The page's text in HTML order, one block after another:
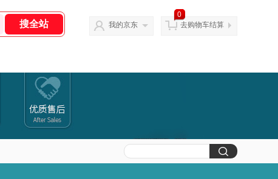
我的京东
0
去购物车结算